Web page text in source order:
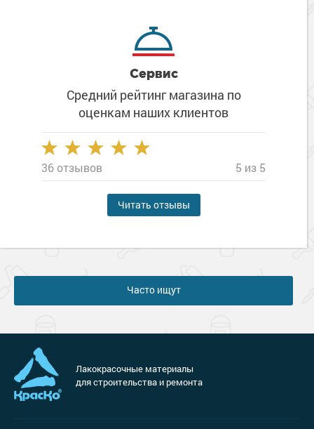
Сервис
Средний рейтинг магазина по
оценкам наших клиентов
36 отзывов 5 из 5
Читать отзывы
Часто ищут
Лакокрасочные материалы
для строительства и ремонта